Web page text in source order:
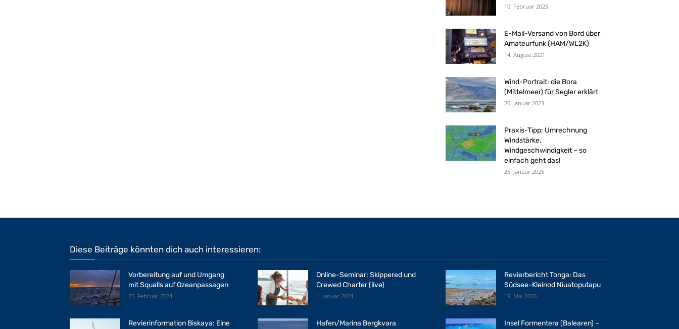
10. Februar 2025
E-Mail-Versand von Bord über
Amateurfunk (HAM/WL2K)
14. August 2021
Wind-Portrait: die Bora
(Mittelmeer) für Segler erklärt
26. Januar 2023
Praxis-Tipp: Umrechnung
Windstärke,
Windgeschwindigkeit – so
einfach geht das!
25. Januar 2025
Diese Beiträge könnten dich auch interessieren:
Vorbereitung auf und Umgang
mit Squalls auf Ozeanpassagen
25. Februar 2024
Online-Seminar: Skippered und
Crewed Charter (live)
1. Januar 2024
Revierbericht Tonga: Das
Südsee-Kleinod Niuatoputapu
19. Mai 2020
Revierinformation Biskaya: Eine Hafen/Marina Bergkvara Insel Formentera (Balearen) –